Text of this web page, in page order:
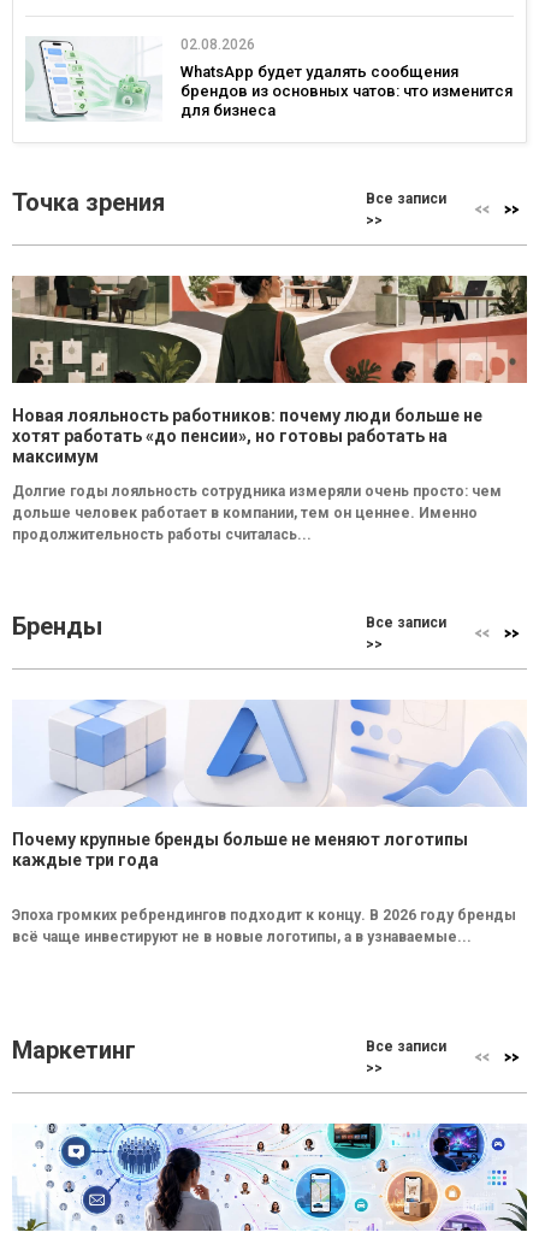
02.08.2026
WhatsApp будет удалять сообщения
брендов из основных чатов: что изменится
для бизнеса
Точка зрения
Все записи
>>
Новая лояльность работников: почему люди больше не
хотят работать «до пенсии», но готовы работать на
максимум
Долгие годы лояльность сотрудника измеряли очень просто: чем
дольше человек работает в компании, тем он ценнее. Именно
продолжительность работы считалась...
Бренды
Все записи
>>
Почему крупные бренды больше не меняют логотипы
каждые три года
Эпоха громких ребрендингов подходит к концу. В 2026 году бренды
всё чаще инвестируют не в новые логотипы, а в узнаваемые...
Маркетинг
Все записи
>>